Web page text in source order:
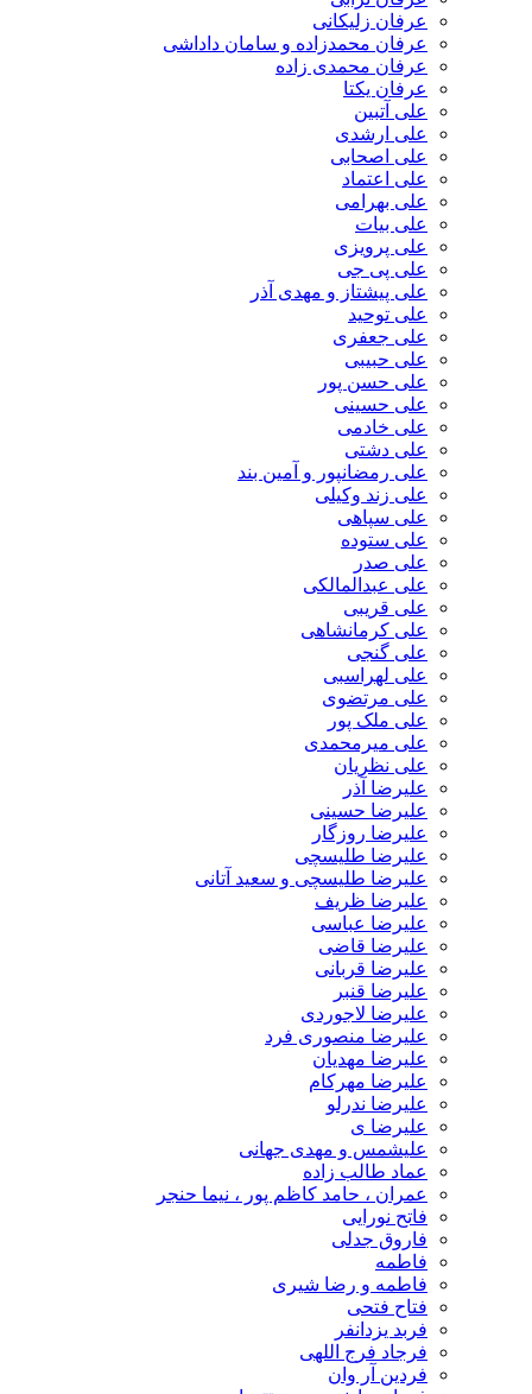
عرفان زلیکانی
عرفان محمدزاده و سامان داداشی
عرفان محمدی زاده
عرفان یکتا
علی آتبین
علی ارشدی
علی اصحابی
علی اعتماد
علی بهرامی
علی بیات
علی پرویزی
علی پی جی
علی پیشتاز و مهدی آذر
علی توحید
علی جعفری
علی حبیبی
علی حسن پور
علی حسینی
علی خادمی
علی دشتی
علی رمضانپور و آمین بند
علی زند وکیلی
علی سپاهی
علی ستوده
علی صدر
علی عبدالمالکی
علی قریبی
علی کرمانشاهی
علی گنجی
علی لهراسبی
علی مرتضوی
علی ملک پور
علی میرمحمدی
علی نظریان
علیرضا آذر
علیرضا حسینی
علیرضا روزگار
علیرضا طلیسچی
علیرضا طلیسچی و سعید آتانی
علیرضا ظریف
علیرضا عباسی
علیرضا قاضی
علیرضا قربانی
علیرضا قنبر
علیرضا لاجوردی
علیرضا منصوری فرد
علیرضا مهدیان
علیرضا مهرکام
علیرضا ندرلو
علیرضا ی
علیشمس و مهدی جهانی
عماد طالب زاده
عمران ، حامد کاظم پور ، نیما حنجر
فاتح نورایی
فاروق جدلی
فاطمه
فاطمه و رضا شیری
فتاح فتحی
فربد یزدانفر
فرجاد فرج اللهی
فردین آر وان